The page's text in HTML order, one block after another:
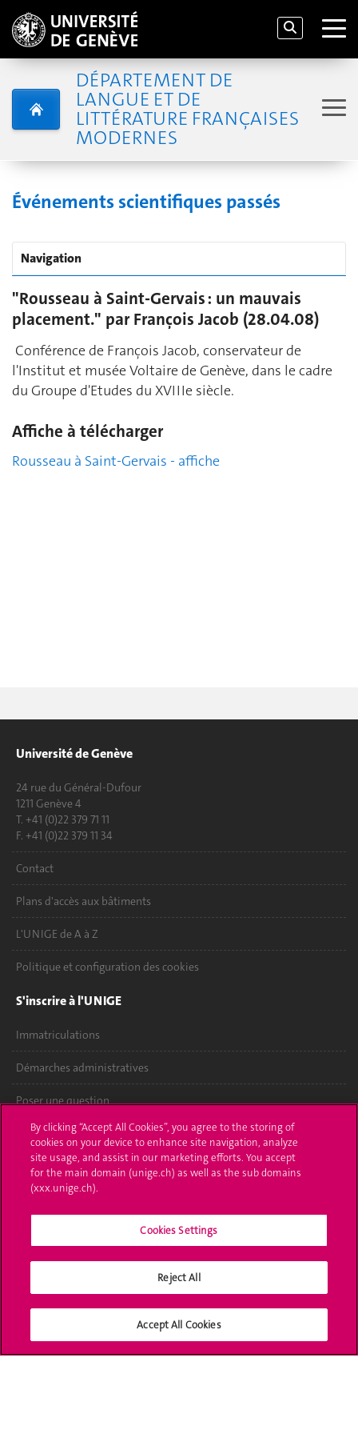
DÉPARTEMENT DE
LANGUE ET DE
LITTÉRATURE FRANÇAISES
MODERNES
Événements scientifiques passés
Navigation
"Rousseau à Saint-Gervais : un mauvais
placement." par François Jacob (28.04.08)
Conférence de François Jacob, conservateur de
l'Institut et musée Voltaire de Genève, dans le cadre
du Groupe d'Etudes du XVIIIe siècle.
Affiche à télécharger
Rousseau à Saint-Gervais - affiche
Université de Genève
24 rue du Général-Dufour
1211 Genève 4
T. +41 (0)22 379 71 11
F. +41 (0)22 379 11 34
Contact
Plans d'accès aux bâtiments
L'UNIGE de A à Z
Politique et configuration des cookies
S'inscrire à l'UNIGE
Immatriculations
Démarches administratives
Poser une question
L'UNIGE vous informe
UNIGE Mobile
Bibliothèque
Médias sociaux UNIGE
By clicking “Accept All Cookies”, you agree to the storing of
cookies on your device to enhance site navigation, analyze
site usage, and assist in our marketing efforts. You accept
for the main domain (unige.ch) as well as the sub domains
(xxx.unige.ch).
Cookies Settings
Reject All
Accept All Cookies